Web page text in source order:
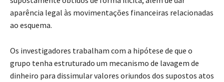
aparência legal às movimentações financeiras relacionadas
ao esquema.
Os investigadores trabalham com a hipótese de que o
grupo tenha estruturado um mecanismo de lavagem de
dinheiro para dissimular valores oriundos dos supostos atos